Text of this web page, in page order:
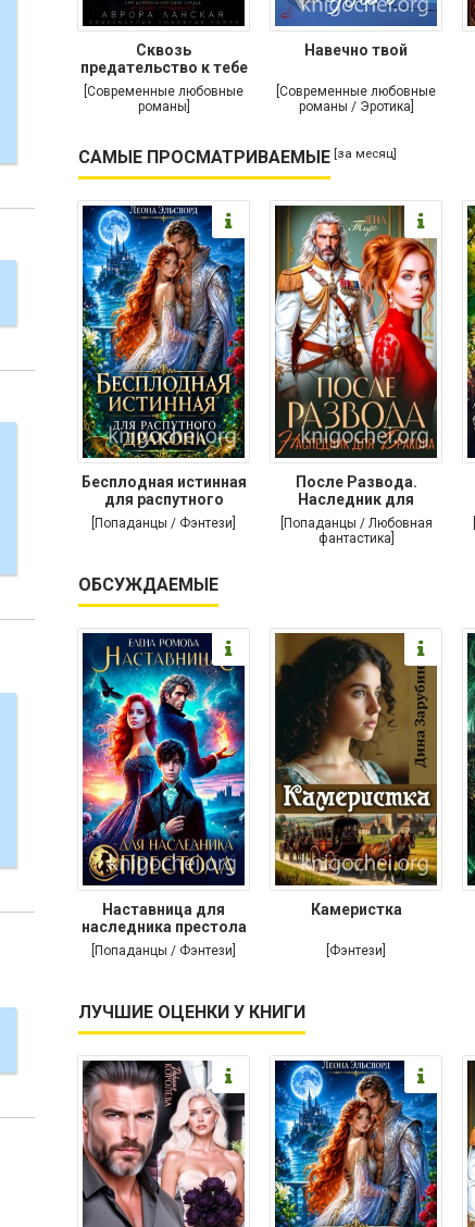
Сквозь
предательство к тебе
[Современные любовные
романы]
Навечно твой
[Современные любовные
романы / Эротика]
САМЫЕ ПРОСМАТРИВАЕМЫЕ [за месяц]
Бесплодная истинная
для распутного
дракона
[Попаданцы / Фэнтези]
После Развода.
Наследник для
дракона
[Попаданцы / Любовная
фантастика]
ОБСУЖДАЕМЫЕ
Наставница для
наследника престола
[Попаданцы / Фэнтези]
Камеристка
[Фэнтези]
ЛУЧШИЕ ОЦЕНКИ У КНИГИ